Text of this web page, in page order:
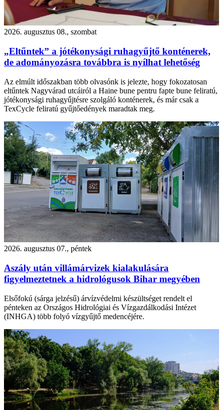
2026. augusztus 08., szombat
„Eltűntek” a jótékonysági ruhagyűjtő konténerek,
de adományozásra továbbra is nyílhat lehetőség
Az elmúlt időszakban több olvasónk is jelezte, hogy fokozatosan
eltűntek Nagyvárad utcáiról a Haine bune pentru fapte bune feliratú,
jótékonysági ruhagyűjtésre szolgáló konténerek, és már csak a
TexCycle feliratú gyűjtőedények maradtak meg.
2026. augusztus 07., péntek
Aszály után villámárvizek kialakulására
figyelmeztetnek a hidrológusok Bihar megyében
Elsőfokú (sárga jelzésű) árvízvédelmi készültséget rendelt el
pénteken az Országos Hidrológiai és Vízgazdálkodási Intézet
(INHGA) több folyó vízgyűjtő medencéjére.